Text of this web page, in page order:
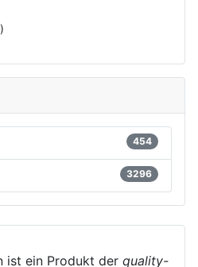
454
3296
ist ein Produkt der quality-